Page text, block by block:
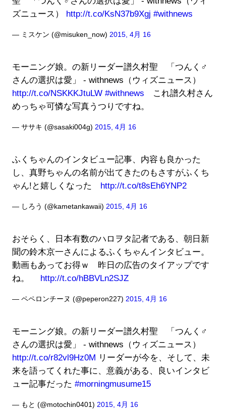
ズニュース） http://t.co/KsN37b9Xgj #withnews
— ミスケン (@misuken_now) 2015, 4月 16
モーニング娘。の新リーダー譜久村聖 「つんく♂
さんの選択は愛」 - withnews（ウィズニュース）
http://t.co/NSKKKJtuLW #withnews これ譜久村さん
めっちゃ可憐な写真うつりですね。
— ササキ (@sasaki004g) 2015, 4月 16
ふくちゃんのインタビュー記事、内容も良かった
し、真野ちゃんの名前が出てきたのもさすがふくち
ゃん!と嬉しくなった http://t.co/t8sEh6YNP2
— しろう (@kametankawaii) 2015, 4月 16
おそらく、日本有数のハロヲタ記者である、朝日新
聞の鈴木京一さんによるふくちゃんインタビュー。
動画もあってお得ｗ 昨日の広告のタイアップです
ね。 http://t.co/hBBVLn2SJZ
— ペペロンチーヌ (@peperon227) 2015, 4月 16
モーニング娘。の新リーダー譜久村聖 「つんく♂
さんの選択は愛」 - withnews（ウィズニュース）
http://t.co/r82vl9Hz0M リーダーが今を、そして、未
来を語ってくれた事に、意義がある、良いインタビ
ュー記事だった #morningmusume15
— もと (@motochin0401) 2015, 4月 16